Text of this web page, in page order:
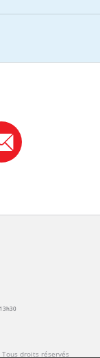
droits réservés